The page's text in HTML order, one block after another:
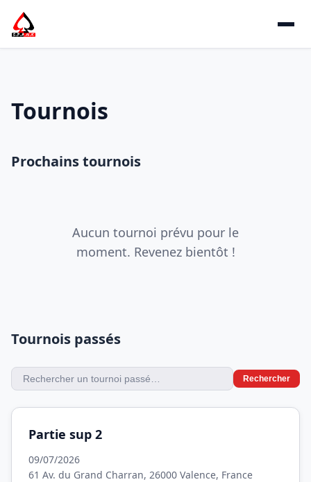
Tournois
Prochains tournois
Aucun tournoi prévu pour le
moment. Revenez bientôt !
Tournois passés
Rechercher
Partie sup 2
09/07/2026
61 Av. du Grand Charran, 26000 Valence, France